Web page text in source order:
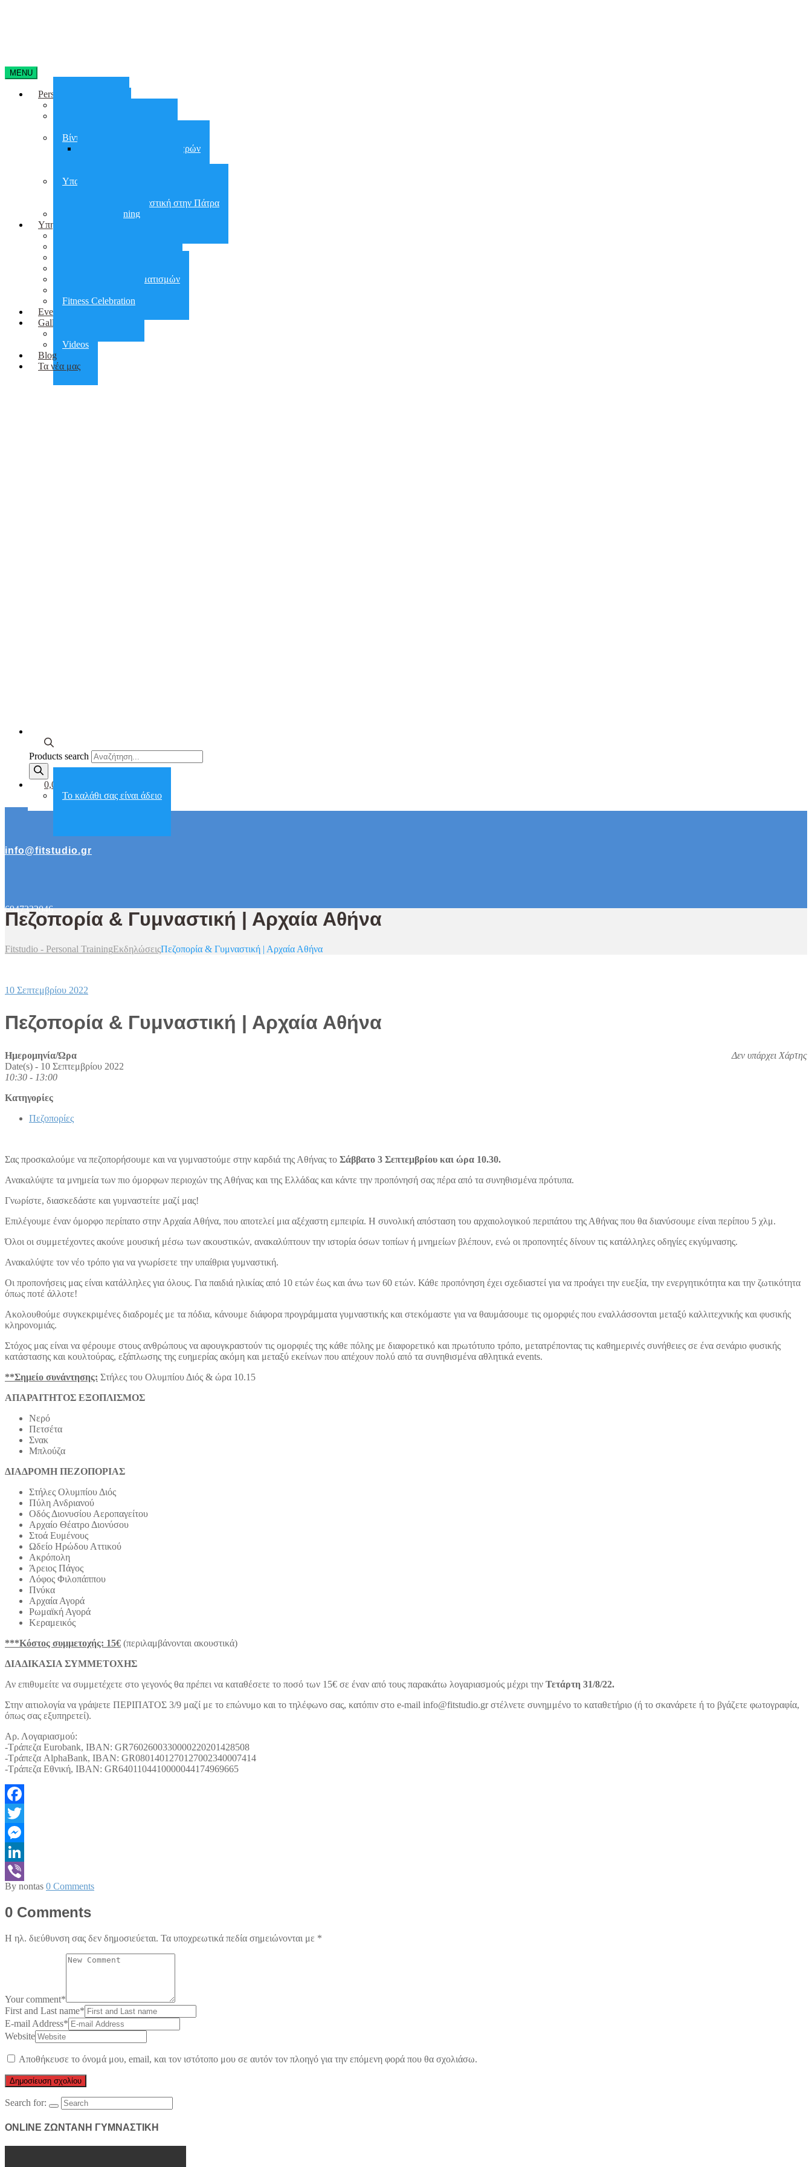
MENU
Personal Training
Βίντεο Γυμναστικής
Απώλεια Βάρους 90 Ημερών
Υπαίθρια Γυμναστική
Υπαίθρια Γυμναστική στην Πάτρα
Small group training
Υπηρεσίες
Αποκατάσταση τραυματισμών
Fitness Celebration
Events
Gallery
Videos
Blog
Τα νέα μας
Products search
0,00€
Το καλάθι σας είναι άδειο
info@fitstudio.gr
6947332046
Πεζοπορία & Γυμναστική | Αρχαία Αθήνα
Fitstudio - Personal TrainingΕκδηλώσειςΠεζοπορία & Γυμναστική | Αρχαία Αθήνα
10 Σεπτεμβρίου 2022
Πεζοπορία & Γυμναστική | Αρχαία Αθήνα
Δεν υπάρχει Χάρτης
Ημερομηνία/Ώρα
Date(s) - 10 Σεπτεμβρίου 2022
10:30 - 13:00
Κατηγορίες
Πεζοπορίες
Σας προσκαλούμε να πεζοπορήσουμε και να γυμναστούμε στην καρδιά της Αθήνας το Σάββατο 3 Σεπτεμβρίου και ώρα 10.30.
Ανακαλύψτε τα μνημεία των πιο όμορφων περιοχών της Αθήνας και της Ελλάδας και κάντε την προπόνησή σας πέρα από τα συνηθισμένα πρότυπα.
Γνωρίστε, διασκεδάστε και γυμναστείτε μαζί μας!
Επιλέγουμε έναν όμορφο περίπατο στην Αρχαία Αθήνα, που αποτελεί μια αξέχαστη εμπειρία. Η συνολική απόσταση του αρχαιολογικού περιπάτου της Αθήνας που θα διανύσουμε είναι περίπου 5 χλμ.
Όλοι οι συμμετέχοντες ακούνε μουσική μέσω των ακουστικών, ανακαλύπτουν την ιστορία όσων τοπίων ή μνημείων βλέπουν, ενώ οι προπονητές δίνουν τις κατάλληλες οδηγίες εκγύμνασης.
Ανακαλύψτε τον νέο τρόπο για να γνωρίσετε την υπαίθρια γυμναστική.
Οι προπονήσεις μας είναι κατάλληλες για όλους. Για παιδιά ηλικίας από 10 ετών έως και άνω των 60 ετών. Κάθε προπόνηση έχει σχεδιαστεί για να προάγει την ευεξία, την ενεργητικότητα και την ζωτικότητα
όπως ποτέ άλλοτε!
Ακολουθούμε συγκεκριμένες διαδρομές με τα πόδια, κάνουμε διάφορα προγράμματα γυμναστικής και στεκόμαστε για να θαυμάσουμε τις ομορφιές που εναλλάσσονται μεταξύ καλλιτεχνικής και φυσικής
κληρονομιάς.
Στόχος μας είναι να φέρουμε στους ανθρώπους να αφουγκραστούν τις ομορφιές της κάθε πόλης με διαφορετικό και πρωτότυπο τρόπο, μετατρέποντας τις καθημερινές συνήθειες σε ένα σενάριο φυσικής
κατάστασης και κουλτούρας, εξάπλωσης της ευημερίας ακόμη και μεταξύ εκείνων που απέχουν πολύ από τα συνηθισμένα αθλητικά events.
**Σημείο συνάντησης: Στήλες του Ολυμπίου Διός & ώρα 10.15
ΑΠΑΡΑΙΤΗΤΟΣ ΕΞΟΠΛΙΣΜΟΣ
Νερό
Πετσέτα
Σνακ
Μπλούζα
ΔΙΑΔΡΟΜΗ ΠΕΖΟΠΟΡΙΑΣ
Στήλες Ολυμπίου Διός
Πύλη Ανδριανού
Οδός Διονυσίου Αεροπαγείτου
Αρχαίο Θέατρο Διονύσου
Στοά Ευμένους
Ωδείο Ηρώδου Αττικού
Ακρόπολη
Άρειος Πάγος
Λόφος Φιλοπάππου
Πνύκα
Αρχαία Αγορά
Ρωμαϊκή Αγορά
Κεραμεικός
***Κόστος συμμετοχής: 15€ (περιλαμβάνονται ακουστικά)
ΔΙΑΔΙΚΑΣΙΑ ΣΥΜΜΕΤΟΧΗΣ
Αν επιθυμείτε να συμμετέχετε στο γεγονός θα πρέπει να καταθέσετε το ποσό των 15€ σε έναν από τους παρακάτω λογαριασμούς μέχρι την Τετάρτη 31/8/22.
Στην αιτιολογία να γράψετε ΠΕΡΙΠΑΤΟΣ 3/9 μαζί με το επώνυμο και το τηλέφωνο σας, κατόπιν στο e-mail info@fitstudio.gr στέλνετε συνημμένο το καταθετήριο (ή το σκανάρετε ή το βγάζετε φωτογραφία,
όπως σας εξυπηρετεί).
Αρ. Λογαριασμού:
-Τράπεζα Eurobank, IBAN: GR7602600330000220201428508
-Τράπεζα AlphaBank, IBAN: GR0801401270127002340007414
-Τράπεζα Εθνική, IBAN: GR6401104410000044174969665
Facebook
Twitter
Messenger
LinkedIn
Viber
By nontas 0 Comments
0 Comments
Η ηλ. διεύθυνση σας δεν δημοσιεύεται. Τα υποχρεωτικά πεδία σημειώνονται με *
Your comment*
First and Last name*
E-mail Address*
Website
Αποθήκευσε το όνομά μου, email, και τον ιστότοπο μου σε αυτόν τον πλοηγό για την επόμενη φορά που θα σχολιάσω.
Search for:
ONLINE ΖΩΝΤΑΝΗ ΓΥΜΝΑΣΤΙΚΗ